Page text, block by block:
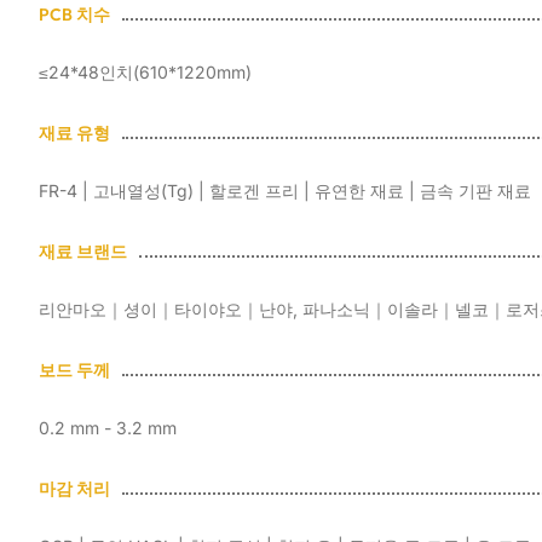
PCB 치수
≤24*48인치(610*1220mm)
재료 유형
FR-4 | 고내열성(Tg) | 할로겐 프리 | 유연한 재료 | 금속 기판 재료
재료 브랜드
리안마오｜셩이｜타이야오｜난야, 파나소닉｜이솔라｜넬코｜로
보드 두께
0.2 mm - 3.2 mm
마감 처리